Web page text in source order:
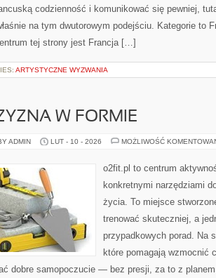
codzienność i komunikować się pewniej,
na tym dwutorowym podejściu. Kategorie to
tej strony jest Francja […]
ARTYSTYCZNE WYZWANIA
W FORMIE
ADMIN LUT - 10 - 2026 MOŻLIWOŚĆ
o2fit.pl to centrum
konkretnymi narzędziami
życia. To miejsce
trenować skuteczniej, a
przypadkowych porad. Na
które pomagają wzmocnić
dobre samopoczucie — bez presji, za to z